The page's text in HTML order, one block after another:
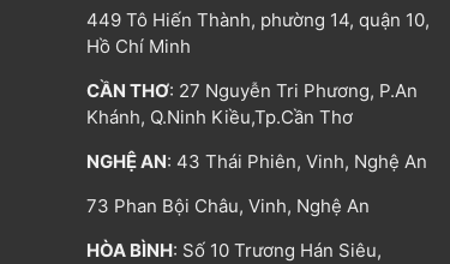
449 Tô Hiến Thành, phường 14, quận 10,
Hồ Chí Minh
CẦN THƠ: 27 Nguyễn Tri Phương, P.An
Khánh, Q.Ninh Kiều,Tp.Cần Thơ
NGHỆ AN: 43 Thái Phiên, Vinh, Nghệ An
73 Phan Bội Châu, Vinh, Nghệ An
HÒA BÌNH: Số 10 Trương Hán Siêu,